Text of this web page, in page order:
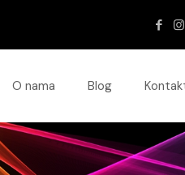
O nama Blog